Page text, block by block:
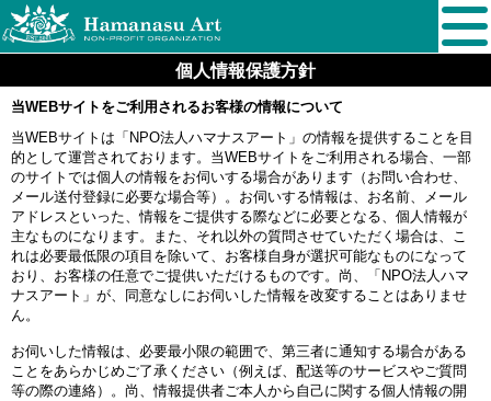
個人情報保護方針
当WEBサイトをご利用されるお客様の情報について
当WEBサイトは「NPO法人ハマナスアート」の情報を提供することを目
的として運営されております。当WEBサイトをご利用される場合、一部
のサイトでは個人の情報をお伺いする場合があります（お問い合わせ、
メール送付登録に必要な場合等）。お伺いする情報は、お名前、メール
アドレスといった、情報をご提供する際などに必要となる、個人情報が
主なものになります。また、それ以外の質問させていただく場合は、こ
れは必要最低限の項目を除いて、お客様自身が選択可能なものになって
おり、お客様の任意でご提供いただけるものです。尚、「NPO法人ハマ
ナスアート」が、同意なしにお伺いした情報を改変することはありませ
ん。
お伺いした情報は、必要最小限の範囲で、第三者に通知する場合がある
ことをあらかじめご了承ください（例えば、配送等のサービスやご質問
等の際の連絡）。尚、情報提供者ご本人から自己に関する個人情報の開